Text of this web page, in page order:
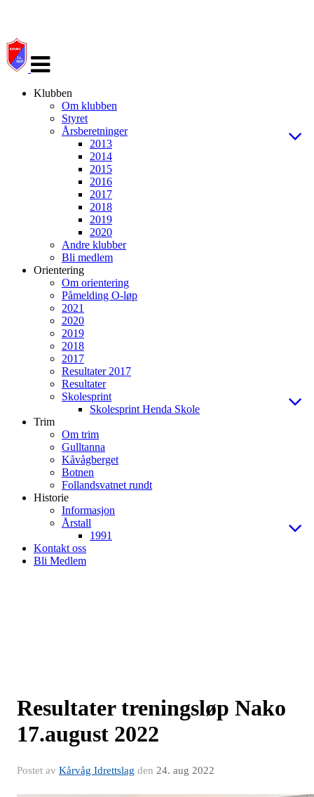
navigasjon
Klubben
Om klubben
Styret
Årsberetninger
2013
2014
2015
2016
2017
2018
2019
2020
Andre klubber
Bli medlem
Orientering
Om orientering
Påmelding O-løp
2021
2020
2019
2018
2017
Resultater 2017
Resultater
Skolesprint
Skolesprint Henda Skole
Trim
Om trim
Gulltanna
Kåvågberget
Botnen
Follandsvatnet rundt
Historie
Informasjon
Årstall
1991
Kontakt oss
Bli Medlem
Resultater treningsløp Nako
17.august 2022
Postet av Kårvåg Idrettslag den 24. aug 2022